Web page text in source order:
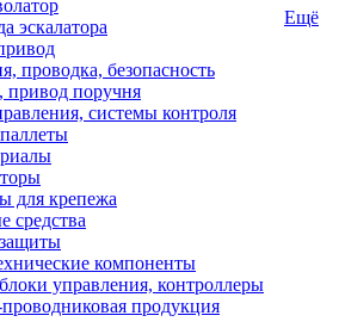
эскалатора
проводка, безопасность
привод поручня
системы контроля
для крепежа
средства
компоненты
управления, контроллеры
продукция
Ещё